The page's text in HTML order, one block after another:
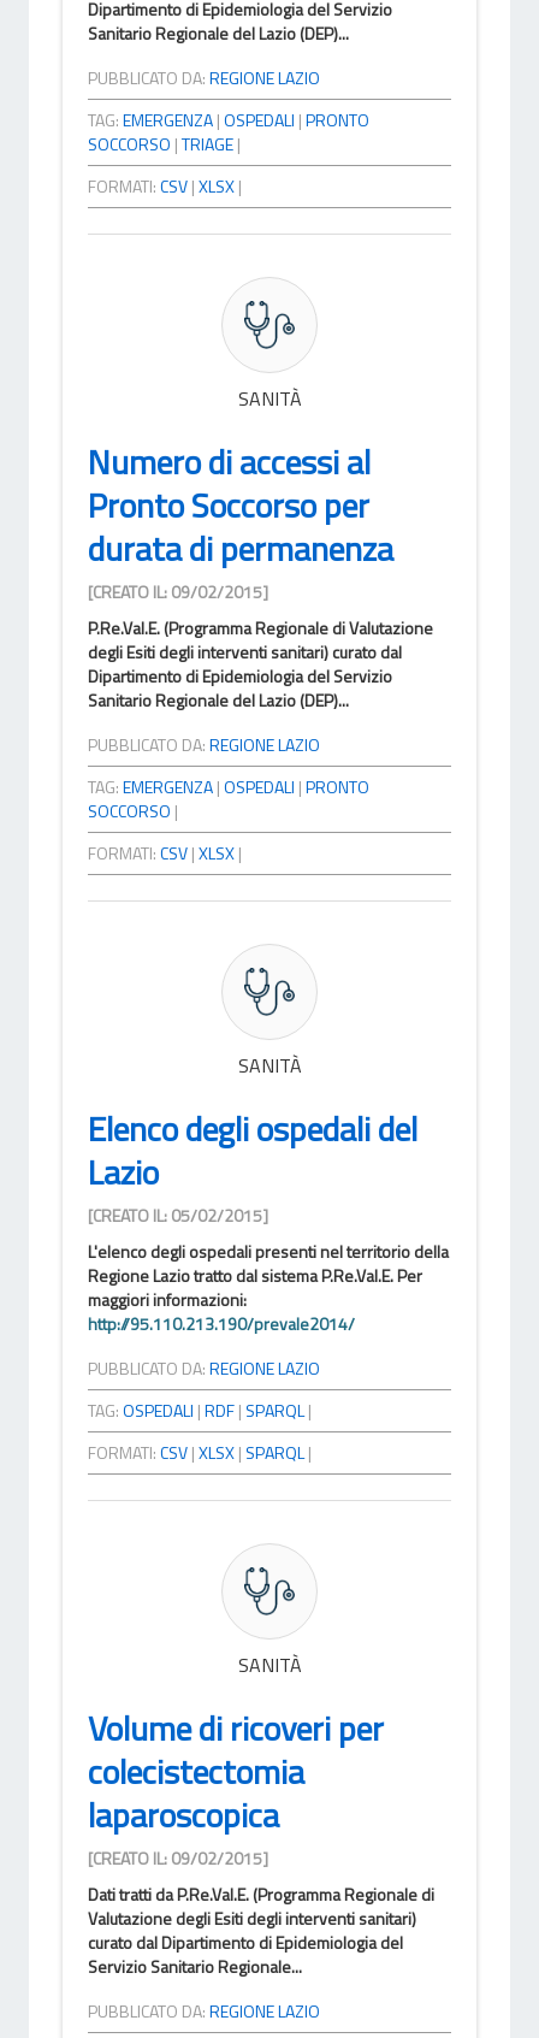
Dipartimento di Epidemiologia del Servizio
Sanitario Regionale del Lazio (DEP)...
PUBBLICATO DA:REGIONE LAZIO
TAG:EMERGENZA|OSPEDALI |PRONTO
SOCCORSO |TRIAGE|
FORMATI:CSV|XLSX|
SANITÀ
Numero di accessi al
Pronto Soccorso per
durata di permanenza
[CREATO IL: 09/02/2015]
P.Re.Val.E. (Programma Regionale di Valutazione
degli Esiti degli interventi sanitari) curato dal
Dipartimento di Epidemiologia del Servizio
Sanitario Regionale del Lazio (DEP)...
PUBBLICATO DA:REGIONE LAZIO
TAG:EMERGENZA|OSPEDALI |PRONTO
SOCCORSO |
FORMATI:CSV|XLSX|
SANITÀ
Elenco degli ospedali del
Lazio
[CREATO IL: 05/02/2015]
L'elenco degli ospedali presenti nel territorio della
Regione Lazio tratto dal sistema P.Re.Val.E. Per
maggiori informazioni:
http://95.110.213.190/prevale2014/
PUBBLICATO DA:REGIONE LAZIO
TAG:OSPEDALI |RDF| SPARQL|
FORMATI:CSV|XLSX| SPARQL|
SANITÀ
Volume di ricoveri per
colecistectomia
laparoscopica
[CREATO IL: 09/02/2015]
Dati tratti da P.Re.Val.E. (Programma Regionale di
Valutazione degli Esiti degli interventi sanitari)
curato dal Dipartimento di Epidemiologia del
Servizio Sanitario Regionale...
PUBBLICATO DA:REGIONE LAZIO